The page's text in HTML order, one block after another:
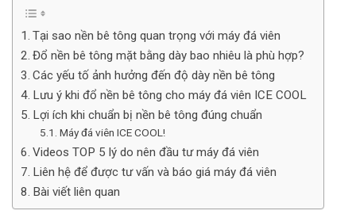
Tại sao nền bê tông quan trọng với máy đá viên
Đổ nền bê tông mặt bằng dày bao nhiêu là phù hợp?
Các yếu tố ảnh hưởng đến độ dày nền bê tông
Lưu ý khi đổ nền bê tông cho máy đá viên ICE COOL
Lợi ích khi chuẩn bị nền bê tông đúng chuẩn
Máy đá viên ICE COOL!
Videos TOP 5 lý do nên đầu tư máy đá viên
Liên hệ để được tư vấn và báo giá máy đá viên
Bài viết liên quan